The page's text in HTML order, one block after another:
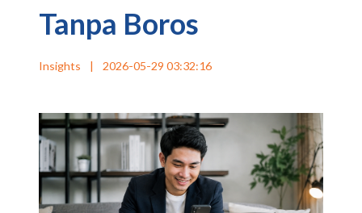
Tanpa Boros
Insights | 2026-05-29 03:32:16